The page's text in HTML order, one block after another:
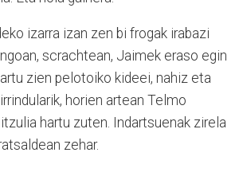
izarra izan zen bi frogak irabazi
scrachtean, Jaimek eraso egin
zien pelotoiko kideei, nahiz eta
horien artean Telmo
hartu zuten. Indartsuenak zirela
zehar.